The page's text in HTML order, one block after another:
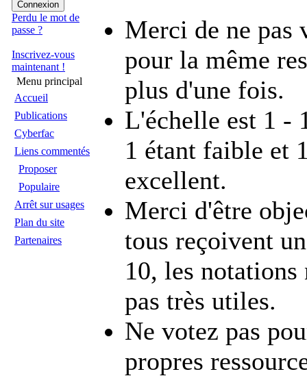
Perdu le mot de
passe ?
Inscrivez-vous
maintenant !
Menu principal
Accueil
Publications
Cyberfac
Liens commentés
Proposer
Populaire
Arrêt sur usages
Plan du site
Partenaires
Merci de ne pas
pour la même
plus d'une fois.
L'échelle est 1 -
1 étant faible et
excellent.
Merci d'être
tous reçoivent
10, les notations
pas très utiles.
Ne votez pas
propres